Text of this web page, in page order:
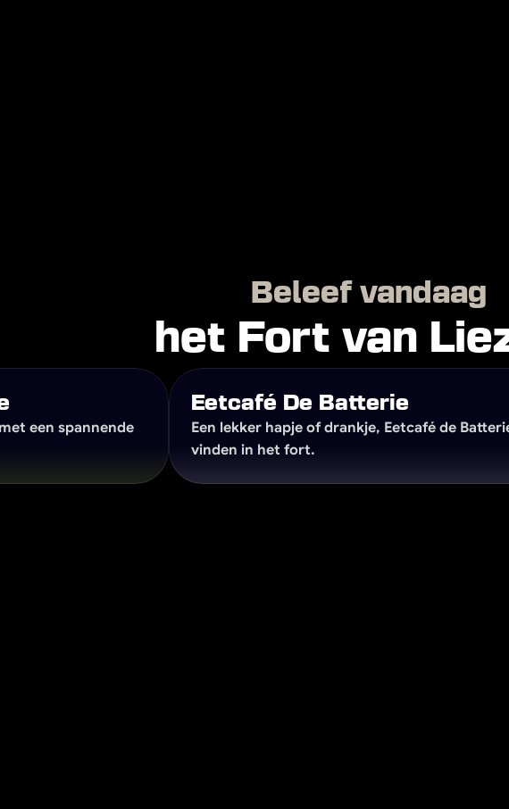
samengesteld met aandacht voor kwaliteit, smaak en beleving.
gezellige avond, je vindt altijd iets dat bij het moment past.
Beleef vandaag
het Fort van
een spannende
Eetcafé De Batterie
Een lekker hapje of drankje, Eetcafé de
vinden in het fort.